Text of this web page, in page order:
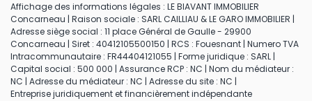
Affichage des informations légales : LE BIAVANT IMMOBILIER
Concarneau | Raison sociale : SARL CAILLIAU & LE GARO IMMOBILIER |
Adresse siège social : 11 place Général de Gaulle - 29900
Concarneau | Siret : 40412105500150 | RCS : Fouesnant | Numero TVA
Intracommunautaire : FR44404121055 | Forme juridique : SARL |
Capital social : 500 000 | Assurance RCP : NC | Nom du médiateur :
NC | Adresse du médiateur : NC | Adresse du site : NC |
Entreprise juridiquement et financièrement indépendante